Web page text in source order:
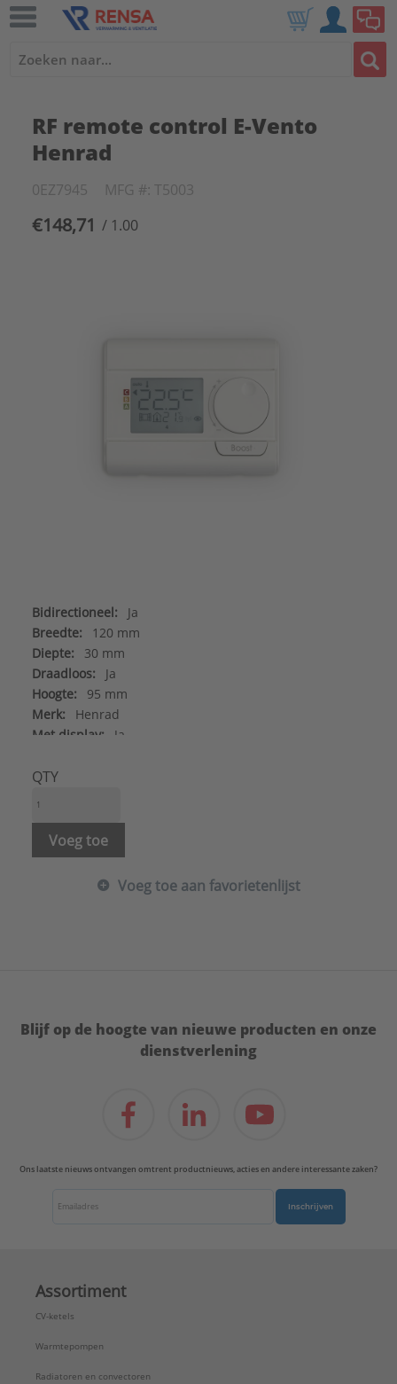
RF remote control E-Vento
Henrad
0EZ7945 MFG #: T5003
€148,71 / 1.00
Bidirectioneel:
Ja
Breedte:
120 mm
Diepte:
30 mm
Draadloos:
Ja
Hoogte:
95 mm
Merk:
Henrad
Met display:
Ja
Uni-directioneel:
Type: Afstandsbediening
Serie: Toebehoren
QTY
Voeg toe
Voeg toe aan favorietenlijst
Blijf op de hoogte van nieuwe producten en onze
dienstverlening
Ons laatste nieuws ontvangen omtrent productnieuws, acties en andere interessante zaken?
Inschrijven
Assortiment
CV-ketels
Warmtepompen
Radiatoren en convectoren